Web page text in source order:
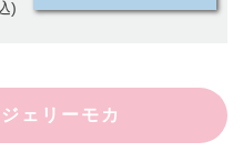
)
ェリーモカ